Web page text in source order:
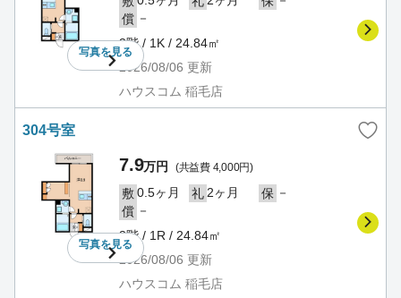
写真を見る
償 －
3階 / 1K / 24.84㎡
2026/08/06 更新
ハウスコム 稲毛店
304号室
写真を見る
7.9万円 (共益費 4,000円)
敷0.5ヶ月 礼 2ヶ月 保 －
償 －
3階 / 1R / 24.84㎡
2026/08/06 更新
ハウスコム 稲毛店